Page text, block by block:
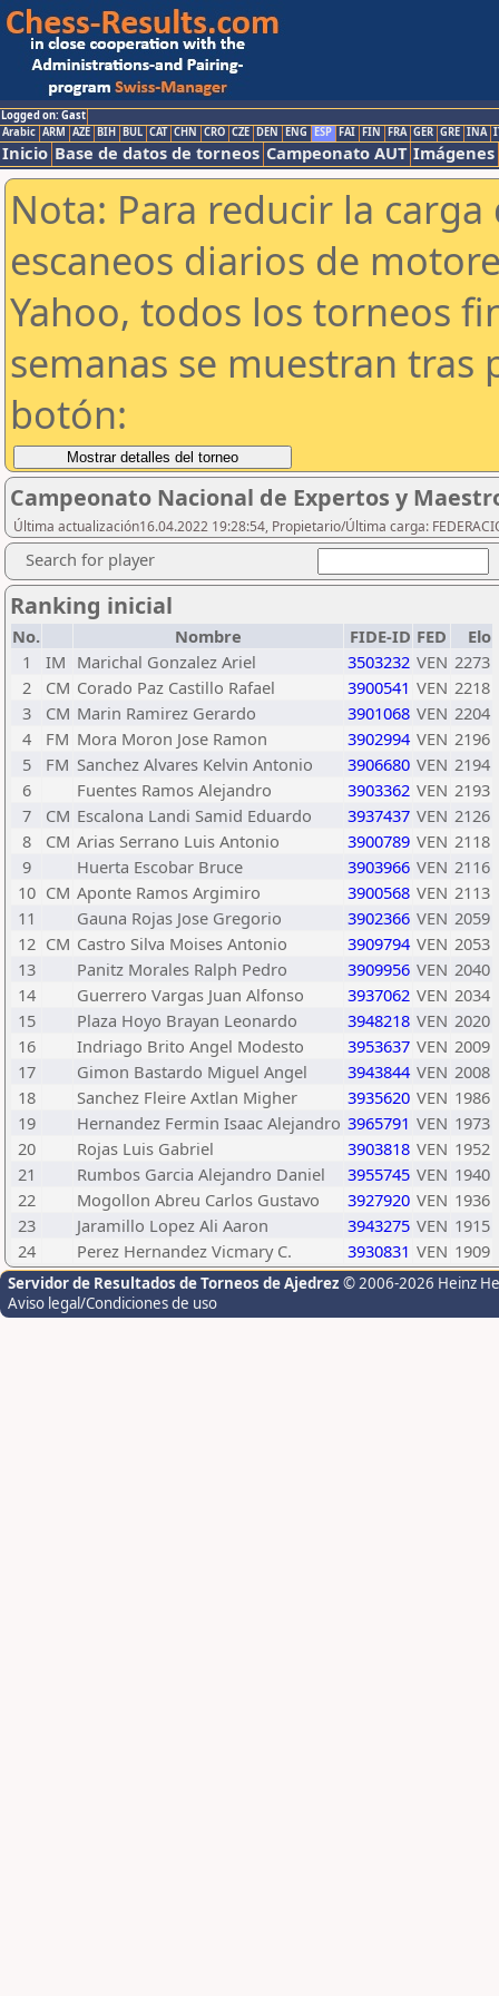
Logged on: Gast
Arabic ARM AZE BIH BUL CAT CHN CRO CZE DEN ENG ESP FAI FIN FRA GER GRE INA
Inicio Base de datos de torneos Campeonato AUT Imágenes
Nota: Para reducir la
escaneos diarios de
Yahoo, todos los torneos
semanas se muestran tras
botón:
Campeonato Nacional de Expertos y
Última actualización16.04.2022 19:28:54, Propietario/Última carga:
Search for player
Ranking inicial
No. Nombre FIDE-ID FED
Elo
1
IM Marichal Gonzalez Ariel 3503232 VEN 2273
2
CM Corado Paz Castillo Rafael 3900541 VEN 2218
3
CM Marin Ramirez Gerardo 3901068 VEN 2204
4
FM Mora Moron Jose Ramon 3902994 VEN 2196
5
FM Sanchez Alvares Kelvin Antonio 3906680 VEN 2194
6
Fuentes Ramos Alejandro 3903362 VEN 2193
7
CM Escalona Landi Samid Eduardo 3937437 VEN 2126
8
CM Arias Serrano Luis Antonio 3900789 VEN 2118
9
Huerta Escobar Bruce 3903966 VEN 2116
10 CM Aponte Ramos Argimiro 3900568 VEN 2113
11
Gauna Rojas Jose Gregorio 3902366 VEN 2059
12 CM Castro Silva Moises Antonio 3909794 VEN 2053
13
Panitz Morales Ralph Pedro 3909956 VEN 2040
14
Guerrero Vargas Juan Alfonso 3937062 VEN 2034
15
Plaza Hoyo Brayan Leonardo 3948218 VEN 2020
16
Indriago Brito Angel Modesto 3953637 VEN 2009
17
Gimon Bastardo Miguel Angel 3943844 VEN 2008
18
Sanchez Fleire Axtlan Migher 3935620 VEN 1986
19
Hernandez Fermin Isaac Alejandro 3965791 VEN 1973
20
Rojas Luis Gabriel 3903818 VEN 1952
21
Rumbos Garcia Alejandro Daniel 3955745 VEN 1940
22
Mogollon Abreu Carlos Gustavo 3927920 VEN 1936
23
Jaramillo Lopez Ali Aaron 3943275 VEN 1915
24
Perez Hernandez Vicmary C. 3930831 VEN 1909
Servidor de Resultados de Torneos de Ajedrez © 2006-2026 Heinz
Aviso legal/Condiciones de uso